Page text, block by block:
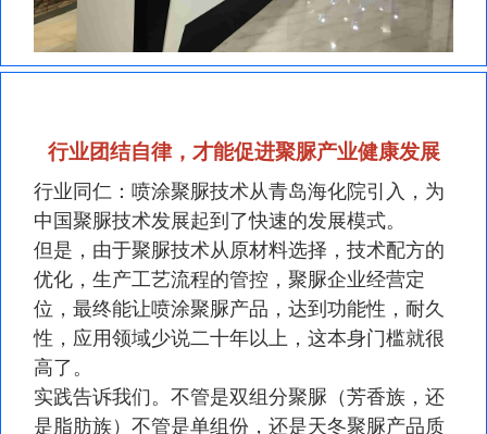
行业团结自律，才能促进聚脲产业健康发展
行业同仁：喷涂聚脲技术从青岛海化院引入，为
中国聚脲技术发展起到了快速的发展模式。
但是，由于聚脲技术从原材料选择，技术配方的
优化，生产工艺流程的管控，聚脲企业经营定
位，最终能让喷涂聚脲产品，达到功能性，耐久
性，应用领域少说二十年以上，这本身门槛就很
高了。
实践告诉我们。不管是双组分聚脲（芳香族，还
是脂肪族）不管是单组份，还是天冬聚脲产品质